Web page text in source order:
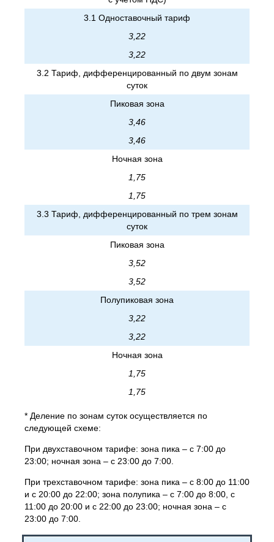
3.1 Одноставочный тариф
3,22
3,22
3.2 Тариф, дифференцированный по двум зонам
суток
Пиковая зона
3,46
3,46
Ночная зона
1,75
1,75
3.3 Тариф, дифференцированный по трем зонам
суток
Пиковая зона
3,52
3,52
Полупиковая зона
3,22
3,22
Ночная зона
1,75
1,75
* Деление по зонам суток осуществляется по
следующей схеме:
При двухставочном тарифе: зона пика – с 7:00 до
23:00; ночная зона – с 23:00 до 7:00.
При трехставочном тарифе: зона пика – с 8:00 до 11:00
и с 20:00 до 22:00; зона полупика – с 7:00 до 8:00, с
11:00 до 20:00 и с 22:00 до 23:00; ночная зона – с
23:00 до 7:00.